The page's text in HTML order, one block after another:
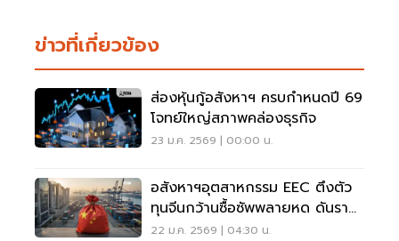
ข่าวที่เกี่ยวข้อง
ส่องหุ้นกู้อสังหาฯ ครบกำหนดปี 69
โจทย์ใหญ่สภาพคล่องธุรกิจ
23 ม.ค. 2569 | 00:00 น.
อสังหาฯอุตสาหกรรม EEC ตึงตัว
ทุนจีนกว้านซื้อซัพพลายหด ดันราคา
พุ่ง
22 ม.ค. 2569 | 04:30 น.